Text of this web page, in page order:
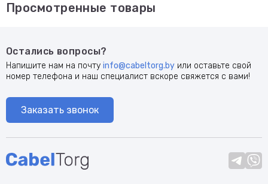
Просмотренные товары
Остались вопросы?
Напишите нам на почту info@cabeltorg.by или оставьте свой
номер телефона и наш специалист вскоре свяжется с вами!
Заказать звонок